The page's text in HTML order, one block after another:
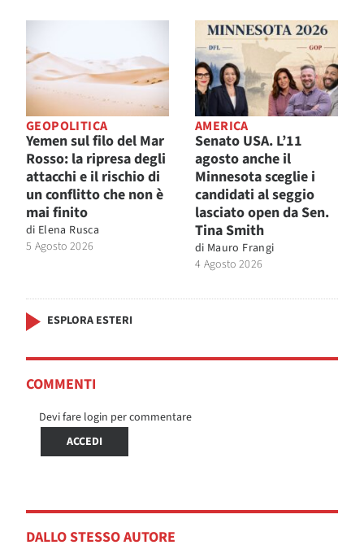
GEOPOLITICA
Yemen sul filo del Mar
Rosso: la ripresa degli
attacchi e il rischio di
un conflitto che non è
mai finito
di Elena Rusca
5 Agosto 2026
AMERICA
Senato USA. L’11
agosto anche il
Minnesota sceglie i
candidati al seggio
lasciato open da Sen.
Tina Smith
di Mauro Frangi
4 Agosto 2026
ESPLORA ESTERI
COMMENTI
Devi fare login per commentare
ACCEDI
DALLO STESSO AUTORE